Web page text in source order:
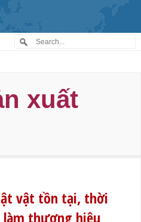
xuất
vật tồn tại, thời
thương hiệu